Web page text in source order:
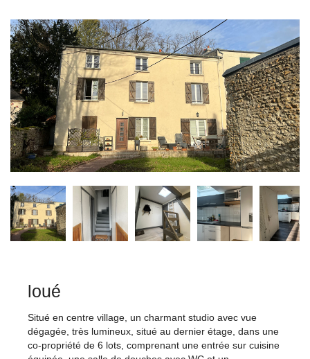
loué
Situé en centre village, un charmant studio avec vue
dégagée, très lumineux, situé au dernier étage, dans une
co-propriété de 6 lots, comprenant une entrée sur cuisine